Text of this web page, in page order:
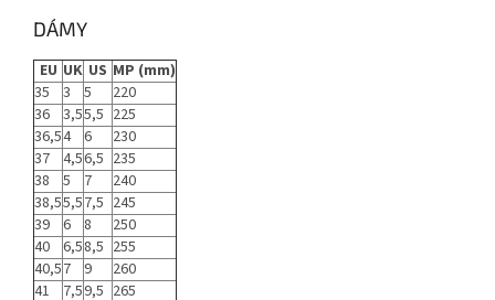
DÁMY
EU UK US MP (mm)
35
3 5
220
36 3,55,5 225
36,54 6
230
37 4,56,5 235
38
5 7
240
38,55,57,5 245
39 6 8
250
40 6,58,5 255
40,57 9
260
41
7,59,5 265